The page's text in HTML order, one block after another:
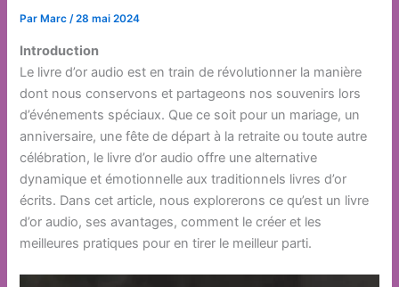
Par Marc/28 mai 2024
Introduction
Le livre d’or audio est en train de révolutionner la manière
dont nous conservons et partageons nos souvenirs lors
d’événements spéciaux. Que ce soit pour un mariage, un
anniversaire, une fête de départ à la retraite ou toute autre
célébration, le livre d’or audio offre une alternative
dynamique et émotionnelle aux traditionnels livres d’or
écrits. Dans cet article, nous explorerons ce qu’est un livre
d’or audio, ses avantages, comment le créer et les
meilleures pratiques pour en tirer le meilleur parti.